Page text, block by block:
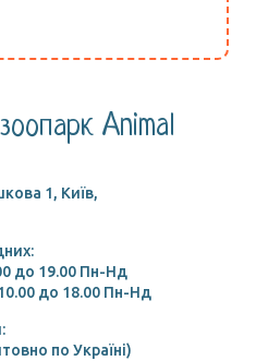
Animal
1, Київ,
до 19.00 Пн-Нд
до 18.00 Пн-Нд
по Україні)